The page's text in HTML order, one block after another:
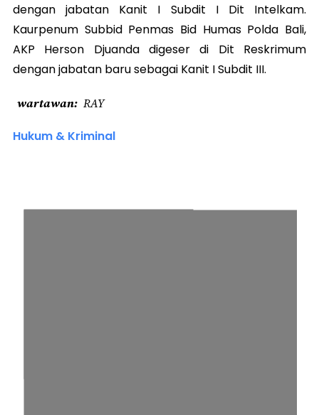
dengan jabatan Kanit I Subdit I Dit Intelkam.
Kaurpenum Subbid Penmas Bid Humas Polda Bali,
AKP Herson Djuanda digeser di Dit Reskrimum
dengan jabatan baru sebagai Kanit I Subdit III.
wartawan RAY
Hukum & Kriminal